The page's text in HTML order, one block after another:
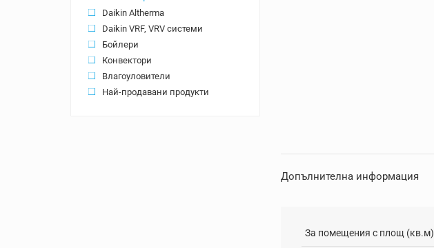
Допълнителна информация
За помещения с площ (кв.м)
Daikin Altherma
Daikin VRF, VRV системи
Бойлери
Конвектори
Влагоуловители
Най-продавани продукти